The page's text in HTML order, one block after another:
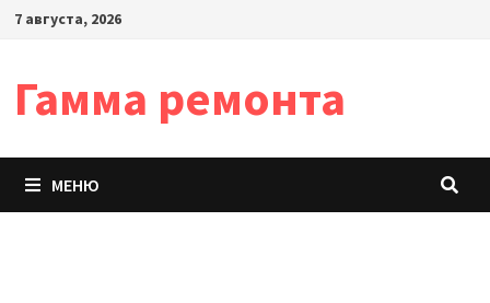
Перейти
7 августа, 2026
Гамма ремонта
МЕНЮ